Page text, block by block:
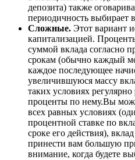
депозита) также
периодичность выбирает
Сложные. Этот вариант
капитализацией.
суммой вклада согласно
срокам (обычно каждый
каждое последующее
увеличившуюся массу
таких условиях регулярно
проценты по нему.Вы
всех равных условиях
процентной ставке по
сроке его действия),
принести вам большую
внимание, когда будете